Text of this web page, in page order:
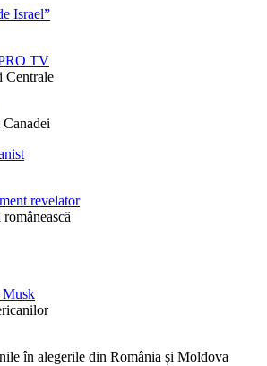
Israel”
TV
Centrale
Canadei
revelator
Musk
în alegerile din România și Moldova